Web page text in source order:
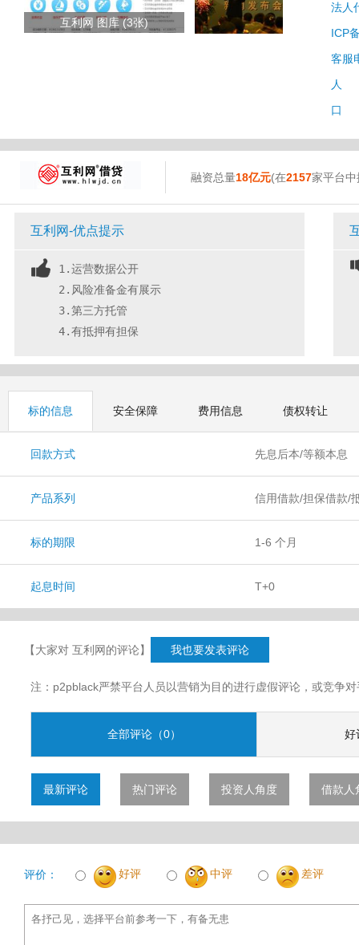
互利网 图库 (3张)
法人
ICP
客服
人
口
融资总量18亿元(在2157家平台
互利网-优点提示
1.运营数据公开
2.风险准备金有展示
3.第三方托管
4.有抵押有担保
标的信息 安全保障 费用信息 债权转让
回款方式 先息后本/等额本息
产品系列 信用借款/担保借款/
标的期限 1-6 个月
起息时间 T+0
【大家对 互利网的评论】 我也要发表评论
注：p2pblack严禁平台人员以营销为目的进行虚假评论，或竞争
全部评论（0） 好
最新评论 热门评论 投资人角度 借款人
评价： 好评 中评 差评